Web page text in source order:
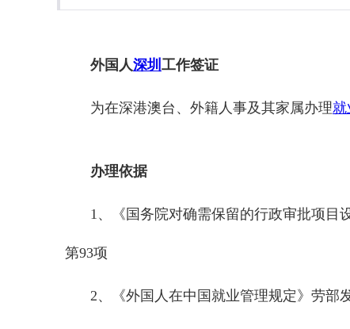
外国人深圳 工作签证
为在深港澳台、外籍人事及其家属办理就
办理依据
1、《国务院对确需保留的行政审批项目
第93项
2、《外国人在中国就业管理规定》劳部